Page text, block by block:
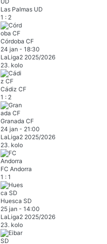
Las Palmas UD
1 : 2
Córdoba CF
24 jan - 18:30
LaLiga2 2025/2026
23. kolo
Cádiz CF
1 : 2
Granada CF
24 jan - 21:00
LaLiga2 2025/2026
23. kolo
FC Andorra
1 : 1
Huesca SD
25 jan - 14:00
LaLiga2 2025/2026
23. kolo